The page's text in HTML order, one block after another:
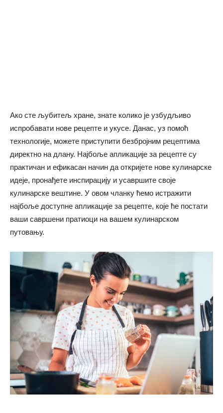
Ако сте љубитељ хране, знате колико је узбудљиво
испробавати нове рецепте и укусе. Данас, уз помоћ
технологије, можете приступити безбројним рецептима
директно на длану. Најбоље апликације за рецепте су
практичан и ефикасан начин да откријете нове кулинарске
идеје, пронађете инспирацију и усавршите своје
кулинарске вештине. У овом чланку ћемо истражити
најбоље доступне апликације за рецепте, које ће постати
ваши савршени пратиоци на вашем кулинарском
путовању.